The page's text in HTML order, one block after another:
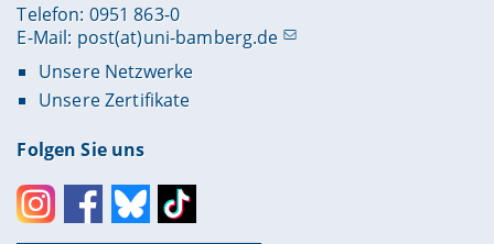
Telefon: 0951 863-0
E-Mail: post(at)uni-bamberg.de
Unsere Netzwerke
Unsere Zertifikate
Folgen Sie uns